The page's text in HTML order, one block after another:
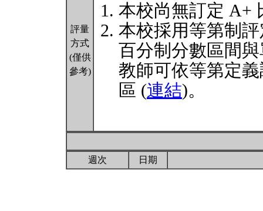
評量
方式
(僅供
參考)
本校尚無訂定 A+
本校採用等第制
百分制分數區間
教師可依等第定
區 (連結)。
週次 日期